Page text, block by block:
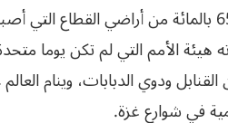
يرحل الفلسطينيون من الشجاعية ومن أكثر من 65 بالمائة
الأمم التي لم تكن يوما
ودوي الدبابات، وينام
في شوارع غزة.